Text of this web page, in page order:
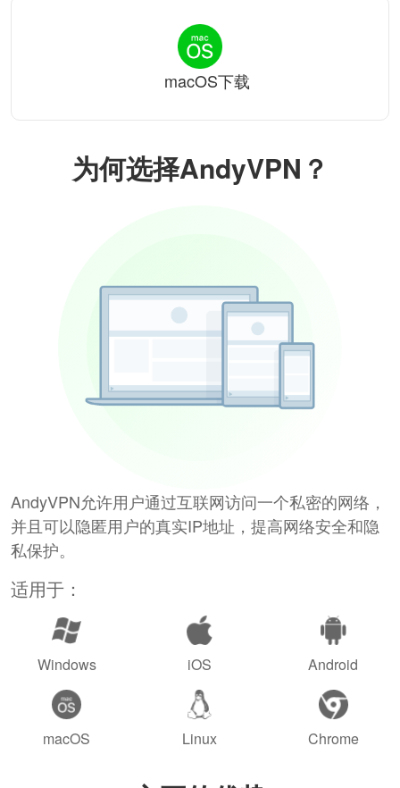
为何选择AndyVPN？
AndyVPN允许用户通过互联网访问一个私密的网络，
并且可以隐匿用户的真实IP地址，提高网络安全和隐
私保护。
适用于：
Windows iOS Android
macOS Linux Chrome
macOS下载